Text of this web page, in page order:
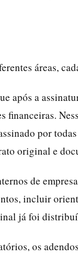
áreas,
após a
por
original e
de
incluir
já foi
os